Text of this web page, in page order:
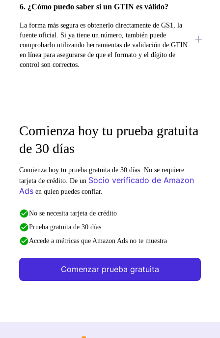
6. ¿Cómo puedo saber si un GTIN es válido?
La forma más segura es obtenerlo directamente de GS1, la
fuente oficial. Si ya tiene un número, también puede
comprobarlo utilizando herramientas de validación de GTIN
en línea para asegurarse de que el formato y el dígito de
control son correctos.
Comienza hoy tu prueba gratuita
de 30 días
Comienza hoy tu prueba gratuita de 30 días. No se requiere
tarjeta de crédito. De un Socio verificado de Amazon
Ads en quien puedes confiar.
No se necesita tarjeta de crédito
Prueba gratuita de 30 días
Accede a métricas que Amazon Ads no te muestra
Comenzar prueba gratuita